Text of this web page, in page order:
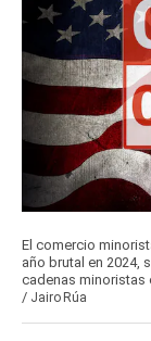
El comercio
año brutal en 2024,
cadenas minoristas
/ Jairo Rúa